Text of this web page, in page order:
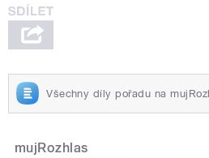
Všechny díly pořadu na
mujRozhlas